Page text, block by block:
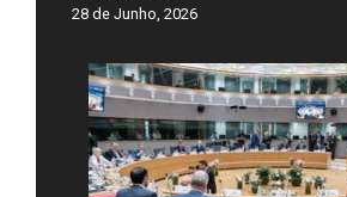
28 de Junho, 2026